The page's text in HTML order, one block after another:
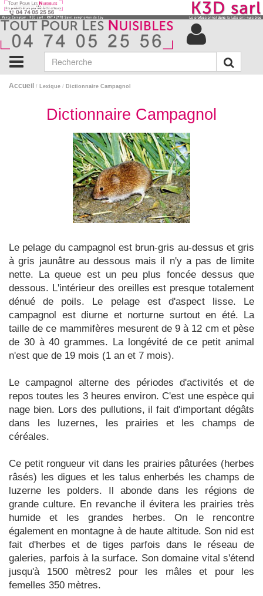
Accueil / Lexique / Dictionnaire Campagnol
Dictionnaire Campagnol
Le pelage du campagnol est brun-gris au-dessus et gris
à gris jaunâtre au dessous mais il n'y a pas de limite
nette. La queue est un peu plus foncée dessus que
dessous. L'intérieur des oreilles est presque totalement
dénué de poils. Le pelage est d'aspect lisse. Le
campagnol est diurne et norturne surtout en été. La
taille de ce mammifères mesurent de 9 à 12 cm et pèse
de 30 à 40 grammes. La longévité de ce petit animal
n'est que de 19 mois (1 an et 7 mois).
Le campagnol alterne des périodes d'activités et de
repos toutes les 3 heures environ. C'est une espèce qui
nage bien. Lors des pullutions, il fait d'important dégâts
dans les luzernes, les prairies et les champs de
céréales.
Ce petit rongueur vit dans les prairies pâturées (herbes
râsés) les digues et les talus enherbés les champs de
luzerne les polders. Il abonde dans les régions de
grande culture. En revanche il évitera les prairies très
humide et les grandes herbes. On le rencontre
également en montagne à de haute altitude. Son nid est
fait d'herbes et de tiges parfois dans le réseau de
galeries, parfois à la surface. Son domaine vital s'étend
jusqu'à 1500 mètres2 pour les mâles et pour les
femelles 350 mètres.